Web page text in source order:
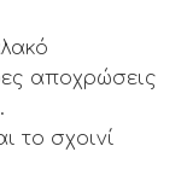
αποχρώσεις
το σχοινί